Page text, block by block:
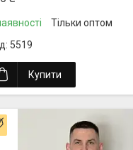
Тільки оптом
5519
Купити